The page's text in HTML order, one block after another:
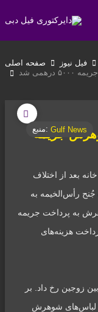
صفحه اصلی فیل نیوز
شد
منبع:Gulf Newsجریمه
بعد از اختلاف
جُنح رأس‌الخیمه به
به پرداخت جریمه
هزینه‌های
زوجین رخ داد. بر
لباس‌های شوهرش